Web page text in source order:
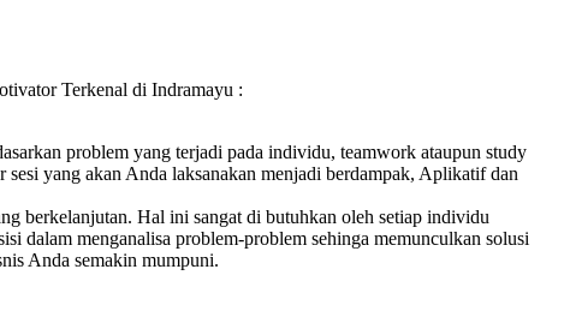
Terkenal di Indramayu :
problem yang terjadi pada individu, teamwork ataupun study
yang akan Anda laksanakan menjadi berdampak, Aplikatif dan
berkelanjutan. Hal ini sangat di butuhkan oleh setiap individu
dalam menganalisa problem-problem sehinga memunculkan solusi
Anda semakin mumpuni.